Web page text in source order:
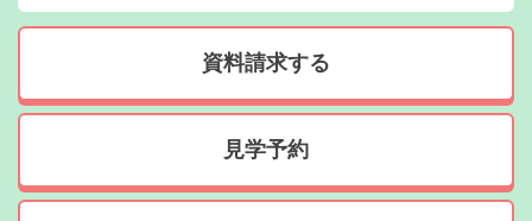
資料請求する
見学予約